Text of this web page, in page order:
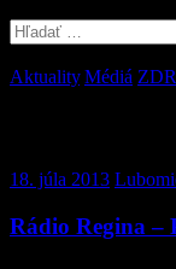
Hľadať:
Aktuality,Médiá
18. júla 2013
Rádio Regina –